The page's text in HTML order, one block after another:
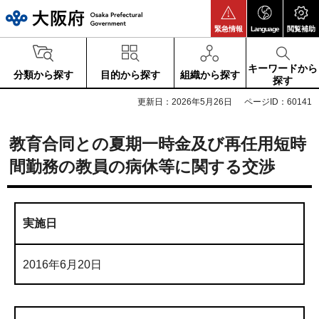
緊急情報 Language 閲覧補助
分類から探す 目的から探す 組織から探す
キーワードから
探す
更新日：2026年5月26日 ページID：60141
教育合同との夏期一時金及び再任用短時
間勤務の教員の病休等に関する交渉
実施日
2016年6月20日